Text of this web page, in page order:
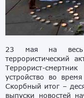
23 мая на весь
террористический
Террорист-
устройство во
Скорбный итог –
выпуски новостей